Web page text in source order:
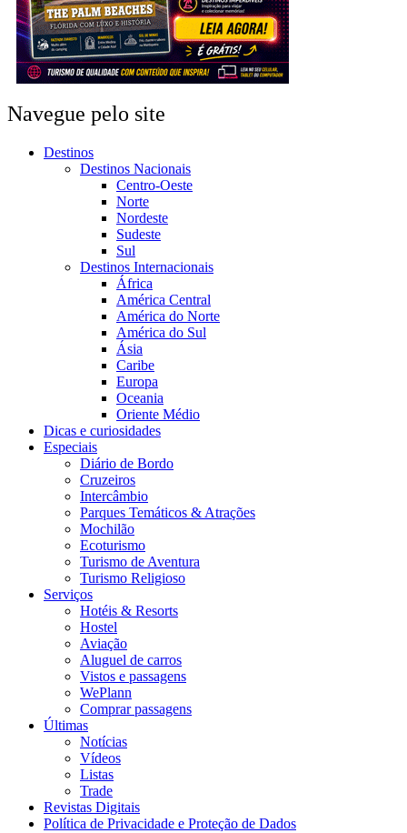
Navegue pelo site
Destinos
Destinos Nacionais
Centro-Oeste
Norte
Nordeste
Sudeste
Sul
Destinos Internacionais
África
América Central
América do Norte
América do Sul
Ásia
Caribe
Europa
Oceania
Oriente Médio
Dicas e curiosidades
Especiais
Diário de Bordo
Cruzeiros
Intercâmbio
Parques Temáticos & Atrações
Mochilão
Ecoturismo
Turismo de Aventura
Turismo Religioso
Serviços
Hotéis & Resorts
Hostel
Aviação
Aluguel de carros
Vistos e passagens
WePlann
Comprar passagens
Últimas
Notícias
Vídeos
Listas
Trade
Revistas Digitais
Política de Privacidade e Proteção de Dados